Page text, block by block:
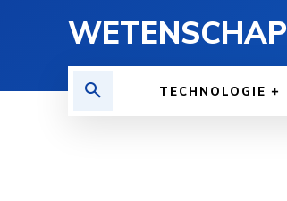
WETENSCHAP
TECHNOLOGIE